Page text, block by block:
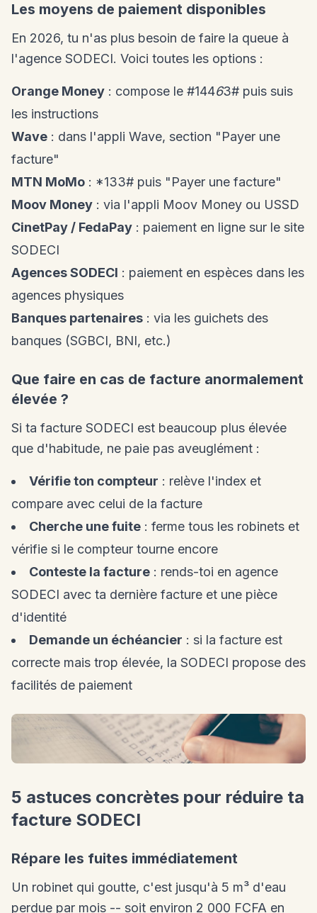
Les moyens de paiement disponibles
En 2026, tu n'as plus besoin de faire la queue à
l'agence SODECI. Voici toutes les options :
Orange Money : compose le #14463# puis suis
les instructions
Wave : dans l'appli Wave, section "Payer une
facture"
MTN MoMo : *133# puis "Payer une facture"
Moov Money : via l'appli Moov Money ou USSD
CinetPay / FedaPay : paiement en ligne sur le site
SODECI
Agences SODECI : paiement en espèces dans les
agences physiques
Banques partenaires : via les guichets des
banques (SGBCI, BNI, etc.)
Que faire en cas de facture anormalement
élevée ?
Si ta facture SODECI est beaucoup plus élevée
que d'habitude, ne paie pas aveuglément :
Vérifie ton compteur : relève l'index et
compare avec celui de la facture
Cherche une fuite : ferme tous les robinets et
vérifie si le compteur tourne encore
Conteste la facture : rends-toi en agence
SODECI avec ta dernière facture et une pièce
d'identité
Demande un échéancier : si la facture est
correcte mais trop élevée, la SODECI propose des
facilités de paiement
5 astuces concrètes pour réduire ta
facture SODECI
Répare les fuites immédiatement
Un robinet qui goutte, c'est jusqu'à 5 m³ d'eau
perdue par mois -- soit environ 2 000 FCFA en